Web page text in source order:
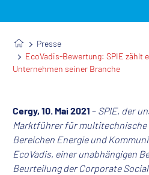
Presse
EcoVadis-Bewertung: SPIE zählt
Unternehmen seiner Branche
Cergy, 10. Mai 2021 – SPIE, der
Marktführer für multitechnische
Bereichen Energie und
EcoVadis, einer unabhängigen
Beurteilung der Corporate